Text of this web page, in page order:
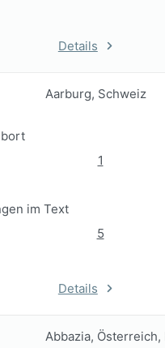
Details
Aarburg, Schweiz
1
im Text
5
Details
Abbazia,